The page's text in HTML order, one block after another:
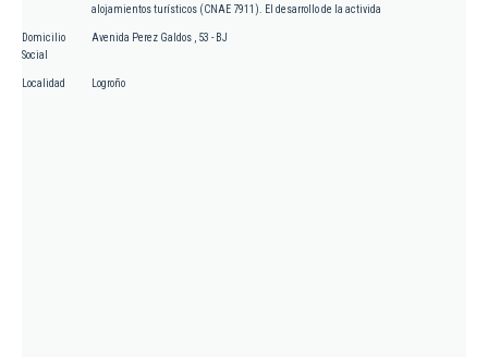
alojamientos turísticos (CNAE 7911). El desarrollo de la activida
Domicilio
Social
Avenida Perez Galdos , 53 - BJ
Localidad Logroño